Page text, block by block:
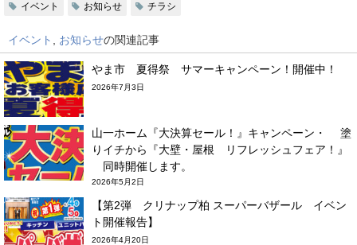
イベント お知らせ チラシ
イベント お知らせの関連記事
やま市 夏得祭 サマーキャンペーン！開催中！
2026年7月3日
山一ホーム『大決算セール！』キャンペーン・ 塗
りイチから『大壁・屋根 リフレッシュフェア！』
同時開催します。
2026年5月2日
【第2弾 クリナップ柏 スーパーバザール イベン
ト開催報告】
2026年4月20日